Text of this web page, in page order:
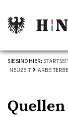
SIE SIND HIER:
NEUZEIT